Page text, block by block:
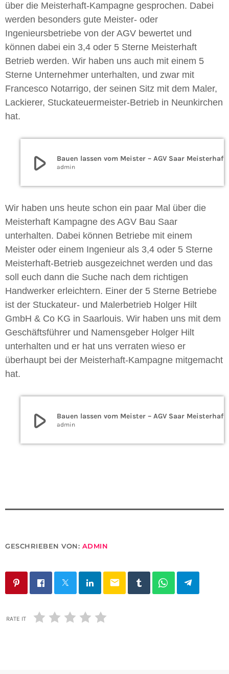
über die Meisterhaft-Kampagne gesprochen. Dabei
werden besonders gute Meister- oder
Ingenieursbetriebe von der AGV bewertet und
können dabei ein 3,4 oder 5 Sterne Meisterhaft
Betrieb werden. Wir haben uns auch mit einem 5
Sterne Unternehmer unterhalten, und zwar mit
Francesco Notarrigo, der seinen Sitz mit dem Maler,
Lackierer, Stuckateuermeister-Betrieb in Neunkirchen
hat.
play_arrow admin
Wir haben uns heute schon ein paar Mal über die
Meisterhaft Kampagne des AGV Bau Saar
unterhalten. Dabei können Betriebe mit einem
Meister oder einem Ingenieur als 3,4 oder 5 Sterne
Meisterhaft-Betrieb ausgezeichnet werden und das
soll euch dann die Suche nach dem richtigen
Handwerker erleichtern. Einer der 5 Sterne Betriebe
ist der Stuckateur- und Malerbetrieb Holger Hilt
GmbH & Co KG in Saarlouis. Wir haben uns mit dem
Geschäftsführer und Namensgeber Holger Hilt
unterhalten und er hat uns verraten wieso er
überhaupt bei der Meisterhaft-Kampagne mitgemacht
hat.
play_arrow admin
GESCHRIEBEN VON: ADMIN
email
RATE IT